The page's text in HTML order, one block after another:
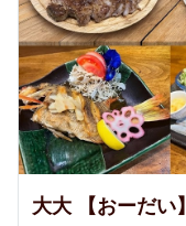
大大 【おーだい】